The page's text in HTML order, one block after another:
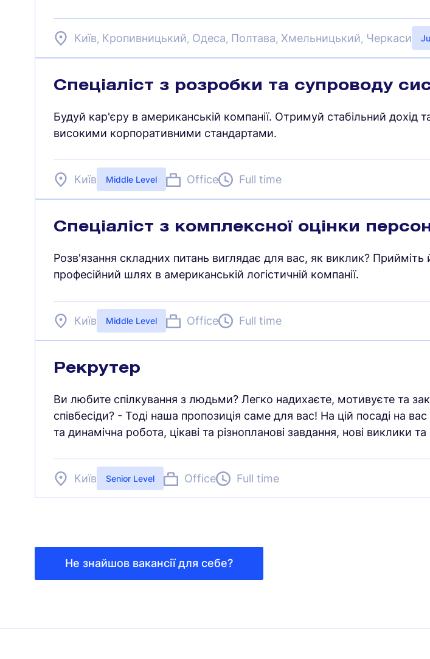
Київ, Кропивницький, Одеса, Полтава, Хмельницький, Черкаси
Спеціаліст з розробки та супроводу
Будуй кар'єру в американській компанії. Отримуй стабільний дохід
високими корпоративними стандартами.
Київ Middle Level Office Full time
Спеціаліст з комплексної оцінки
Розв'язання складних питань виглядає для вас, як виклик? Прийміть
професійний шлях в американській логістичній компанії.
Київ Middle Level Office Full time
Рекрутер
Ви любите спілкування з людьми? Легко надихаєте, мотивуєте та
співбесіди? - Тоді наша пропозиція саме для вас! На цій посаді на
та динамічна робота, цікаві та різнопланові завдання, нові виклики
Київ Senior Level Office Full time
Не знайшов вакансії для себе?